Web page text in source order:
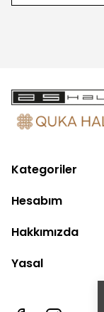
Kategoriler
Hesabım
Hakkımızda
Yasal